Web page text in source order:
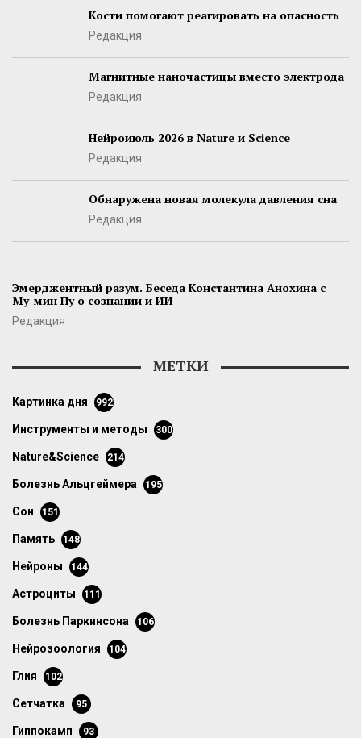
Кости помогают реагировать на опасность
Редакция
Магнитные наночастицы вместо электрода
Редакция
Нейроиюль 2026 в Nature и Science
Редакция
Обнаружена новая молекула давления сна
Редакция
Эмерджентный разум. Беседа Константина Анохина с
Му-мин Пу о сознании и ИИ
Редакция
МЕТКИ
картинка дня 992
инструменты и методы 300
Nature&Science 214
болезнь Альцгеймера 195
сон 151
память 148
нейроны 144
астроциты 111
болезнь Паркинсона 106
нейрозоология 104
глия 102
сетчатка 95
гиппокамп 93